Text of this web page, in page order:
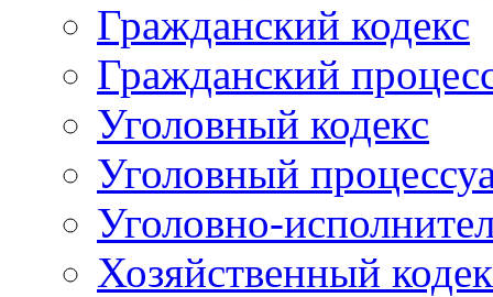
Гражданский кодекс
Гражданский
Уголовный кодекс
Уголовный
Уголовно-
Хозяйственный